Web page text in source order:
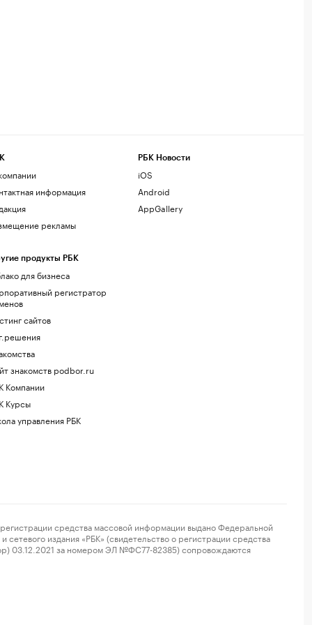
информация
рекламы
продукты РБК
для бизнеса
регистратор
сайтов
знакомств podbor.ru
Компании
Курсы
управления РБК
РБК Новости
iOS
Android
AppGallery
средства массовой информации выдано Федеральной
издания «РБК» (свидетельство о регистрации средства
03.12.2021 за номером ЭЛ №ФС77-82385) сопровождаются